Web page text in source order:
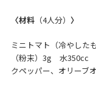
〈材料（4人分） 〉
ミニトマト（冷やし
（粉末）3g 水350cc
クペッパー、オリーブ